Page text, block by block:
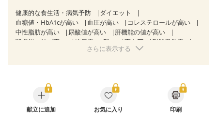
健康的な食生活・病気予防
ダイエット
血糖値・HbA1cが高い
血圧が高い
コレステロールが高い
中性脂肪が高い
尿酸値が高い
肝機能の値が高い
腎機能の値が高い
糖尿病（2型） 高血圧
脂質異常症
狭心症 心筋梗塞
糖尿病性腎症（第１期）
糖尿病性腎症（第２期）
糖尿病性腎症（第３期）
CKD（ステージ１）
CKD（ステージ２）
乳がん（抗がん剤治療中）
さらに表示する
献立に追加 お気に入り 印刷